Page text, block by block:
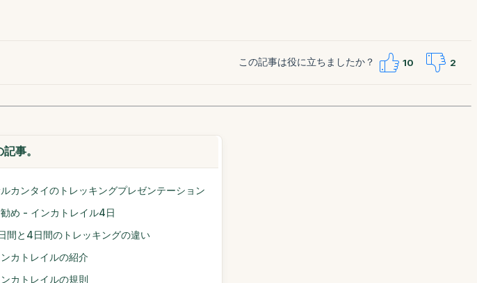
この記事は役に立ちましたか？ 10 2
事。
カンタイのトレッキングプレゼンテーション
め - インカトレイル4日
間と4日間のトレッキングの違い
カトレイルの紹介
カトレイルの規則